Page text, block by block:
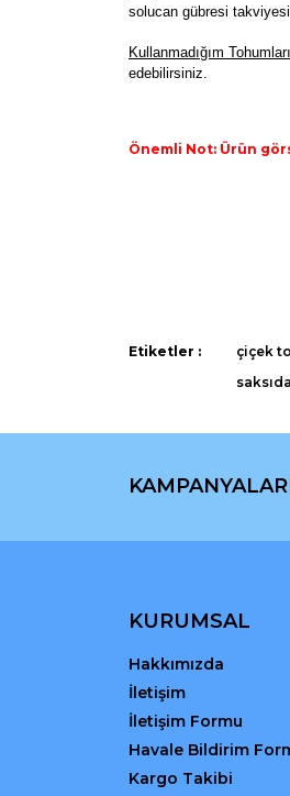
solucan gübresi
Kullanmadığım
edebilirsiniz.
Önemli Not: Ürün
Bu ürünün fiyat
Etiketler : çiçek
KURUMSAL
Hakkımızda
İletişim
İletişim Formu
Havale Bildirim
Kargo Takibi